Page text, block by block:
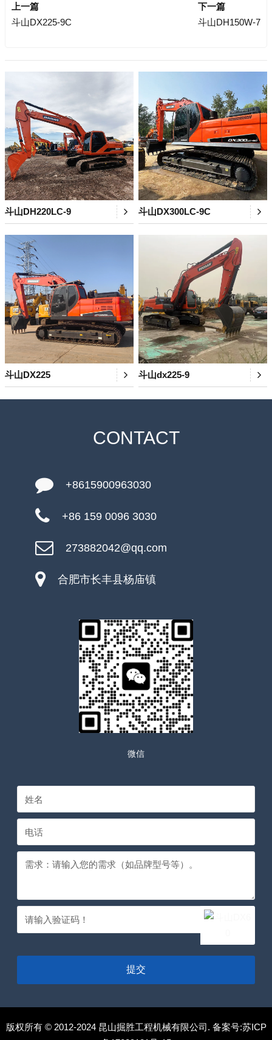
上一篇
斗山DX225-9C
下一篇
斗山DH150W-7
斗山DH220LC-9 斗山DX300LC-9C
斗山DX225 斗山dx225-9
CONTACT
+8615900963030
+86 159 0096 3030
273882042@qq.com
合肥市长丰县杨庙镇
微信
提交
版权所有 © 2012-2024 昆山掘胜工程机械有限公司. 备案号:苏ICP